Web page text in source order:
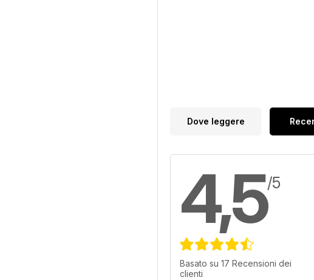
Dove leggere
4,5/5
Basato su 17 Recensioni dei
clienti